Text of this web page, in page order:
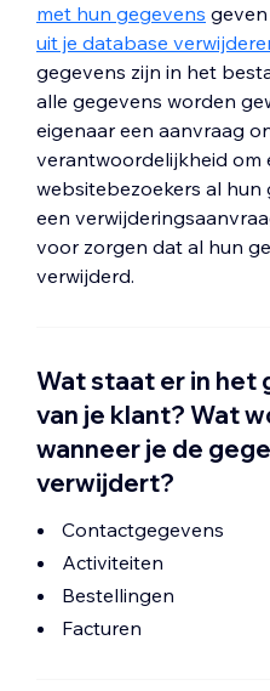
met hun gegevens
uit je database
gegevens zijn in het
alle gegevens worden
eigenaar een aanvraag
verantwoordelijkheid om
websitebezoekers al hun
een
voor zorgen dat al hun
verwijderd.
Wat staat er in het
van je klant? Wat
wanneer je de
verwijdert?
Contactgegevens
Activiteiten
Bestellingen
Facturen